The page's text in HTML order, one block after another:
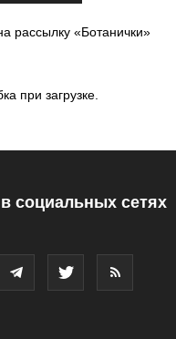
рассылку «Ботанички»
при загрузке.
социальных сетях